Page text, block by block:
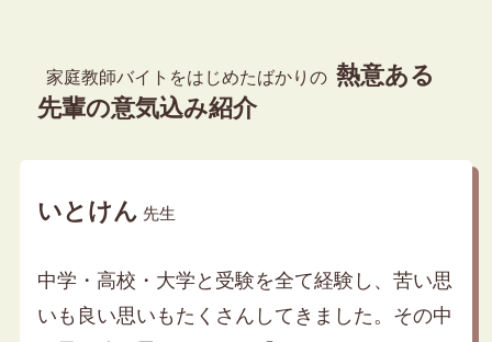
家庭教師バイトをはじめたばかりの 熱意ある
先輩の意気込み紹介
いとけん 先生
中学・高校・大学と受験を全て経験し、苦い思
いも良い思いもたくさんしてきました。その中